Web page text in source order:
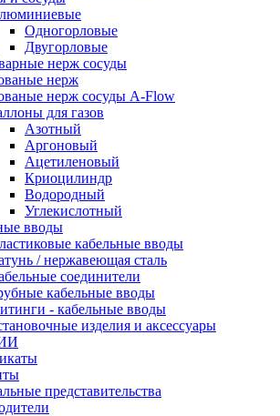
Одногорловые
Двугорловые
нерж сосуды
нерж
нерж сосуды A-Flow
для газов
Азотный
Аргоновый
Ацетиленовый
Криоцилиндр
Водородный
Углекислотный
вводы
кабельные вводы
/ нержавеющая сталь
соединители
кабельные вводы
- кабельные вводы
изделия и аксессуары
представительства